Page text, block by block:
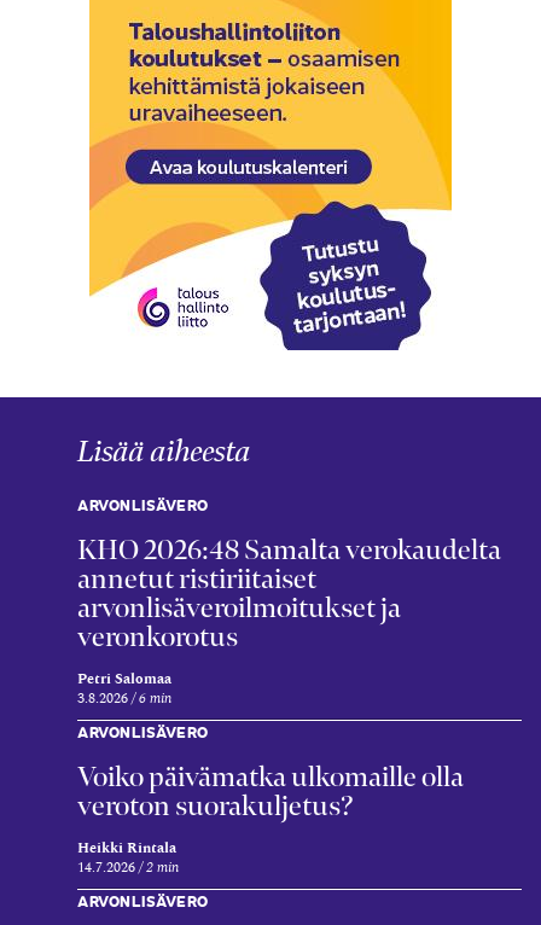
Lisää aiheesta
ARVONLISÄVERO
KHO 2026:48 Samalta verokaudelta
annetut ristiriitaiset
arvonlisäveroilmoitukset ja
veronkorotus
Petri Salomaa
3.8.2026 6 min
ARVONLISÄVERO
Voiko päivämatka ulkomaille olla
veroton suorakuljetus?
Heikki Rintala
14.7.2026 2 min
ARVONLISÄVERO